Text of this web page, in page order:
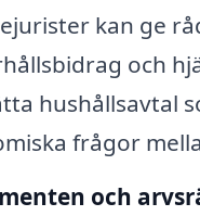
kan ge
och
hushållsavtal
frågor
och